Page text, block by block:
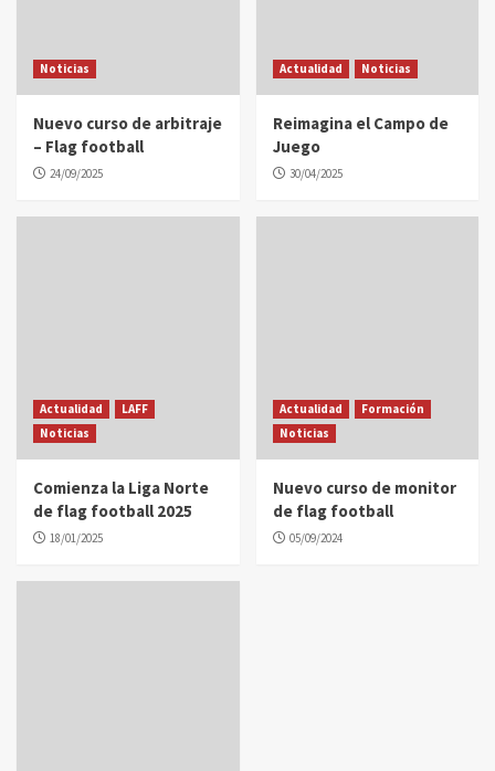
Noticias
Nuevo curso de arbitraje
– Flag football
24/09/2025
Actualidad Noticias
Reimagina el Campo de
Juego
30/04/2025
Actualidad
LAFF
Noticias
Comienza la Liga Norte
de flag football 2025
18/01/2025
Actualidad
Formación
Noticias
Nuevo curso de monitor
de flag football
05/09/2024